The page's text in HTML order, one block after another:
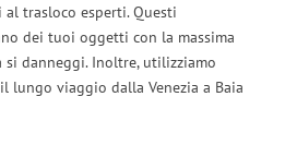
trasloco esperti. Questi
dei tuoi oggetti con la massima
si danneggi. Inoltre, utilizziamo
lungo viaggio dalla Venezia a Baia